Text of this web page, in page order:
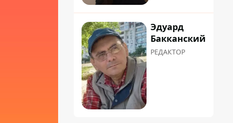
Эдуард
Бакканский
РЕДАКТОР